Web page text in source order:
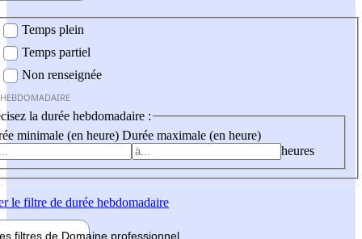
Temps plein
Temps partiel
Non renseignée
la durée hebdomadaire :
minimale (en heure) Durée maximale (en heure)
heures
le filtre de durée hebdomadaire
filtres de Domaine professionnel